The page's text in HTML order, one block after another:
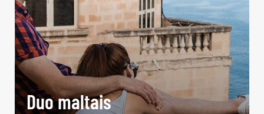
Duo maltais